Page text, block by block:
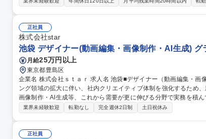
ド「WEGO」/残業平均10h
正社員
株式会社star
池袋 デザイナー(動画編集・画像制作・AI生成) グ
月給25万円以上
東京都豊島区
企業名 株式会社ｓｔａｒ 求人名 池袋■デザイナー（動画編集・画像制作・AI生成） 仕事の内容 広告・マーケティ
ング領域の拡大に伴い、社内クリエイティブ体制を強化するため
画像制作・AI生成等、これから需要が更に伸びる分野で実務を積んでいただく事
広告動画の編集（SNS・Web広告向け）、カット編集・テロップ
ビジュアル制作、プロンプト設計、生成素材の調整・ブラッシュ
募集職種 池袋■デザイナー（動画編集・画像制作・AI生成）
業界未経験歓迎 転勤なし 完全週休2日制 土日祝休み
正社員